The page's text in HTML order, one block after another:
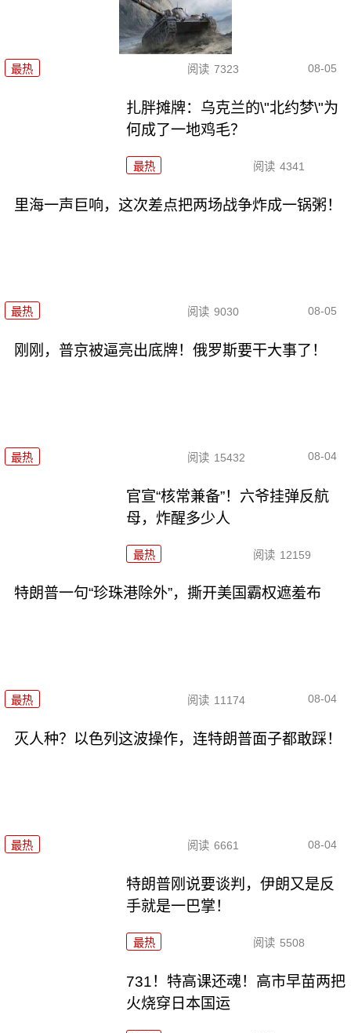
最热 阅读 7323 08-05
扎胖摊牌：乌克兰的\"北约梦\"为
何成了一地鸡毛？
最热 阅读 4341
里海一声巨响，这次差点把两场战争炸成一锅粥！
最热 阅读 9030 08-05
刚刚，普京被逼亮出底牌！俄罗斯要干大事了！
最热 阅读 15432 08-04
官宣“核常兼备”！六爷挂弹反航
母，炸醒多少人
最热 阅读 12159
特朗普一句“珍珠港除外”，撕开美国霸权遮羞布
最热 阅读 11174 08-04
灭人种？以色列这波操作，连特朗普面子都敢踩！
最热 阅读 6661 08-04
特朗普刚说要谈判，伊朗又是反
手就是一巴掌！
最热 阅读 5508
731！特高课还魂！高市早苗两把
火烧穿日本国运